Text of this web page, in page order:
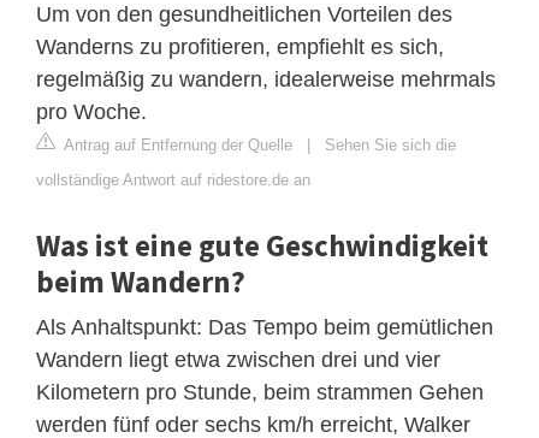
Um von den gesundheitlichen Vorteilen des
Wanderns zu profitieren, empfiehlt es sich,
regelmäßig zu wandern, idealerweise mehrmals
pro Woche.
Antrag auf Entfernung der Quelle | Sehen Sie sich die
vollständige Antwort auf ridestore.de an
Was ist eine gute Geschwindigkeit
beim Wandern?
Als Anhaltspunkt: Das Tempo beim gemütlichen
Wandern liegt etwa zwischen drei und vier
Kilometern pro Stunde, beim strammen Gehen
werden fünf oder sechs km/h erreicht, Walker